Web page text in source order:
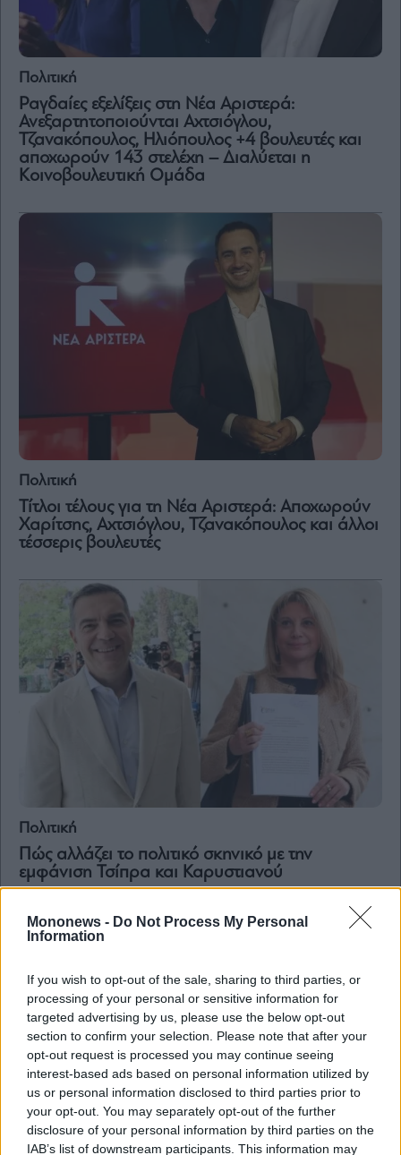
Mononews - Do Not Process My Personal
Information
If you wish to opt-out of the sale, sharing to third parties, or
processing of your personal or sensitive information for
targeted advertising by us, please use the below opt-out
section to confirm your selection. Please note that after your
opt-out request is processed you may continue seeing
interest-based ads based on personal information utilized by
us or personal information disclosed to third parties prior to
your opt-out. You may separately opt-out of the further
disclosure of your personal information by third parties on the
IAB’s list of downstream participants. This information may
Πολιτική
Ραγδαίες εξελίξεις στη Νέα Αριστερά:
Ανεξαρτητοποιούνται Αχτσιόγλου,
Τζανακόπουλος, Ηλιόπουλος +4 βουλευτές και
αποχωρούν 143 στελέχη – Διαλύεται η
Κοινοβουλευτική Ομάδα
Πολιτική
Τίτλοι τέλους για τη Νέα Αριστερά: Αποχωρούν
Χαρίτσης, Αχτσιόγλου, Τζανακόπουλος και άλλοι
τέσσερις βουλευτές
Πολιτική
Πώς αλλάζει το πολιτικό σκηνικό με την
εμφάνιση Τσίπρα και Καρυστιανού